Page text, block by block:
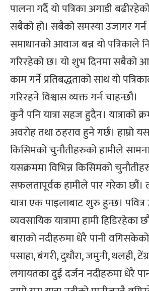
पालना गर्दै यो पत्रिका अगाडी
सबैको हो। सबैको समस्या उजागर
समाधानको आवाज बन्न यो पत्रिकाले
गरिरहेको छ। यो शुभ दिनमा सबैको
काम गर्ने प्रतिबद्धताको साथ यो
गरिरहने विश्वास व्यक्त गर्न चाहन्छौ।
कुनै पनि यात्रा सहज हुदैन। यात्राको
अवरोह तथा ठहराव हुने गर्छ। हाम्रो यस
किसिमको चुनौतीहरुको हामीले
यसक्रममा विभिन्न किसिमको
सफलतापूर्वक हामीले पार गरेका छौं।
यात्रा एक पाइलाबाट शुरु हुन्छ।
व्यवसायिक यात्रामा हामी हिडिरहेका
बाराको नदीहरुमा धेरै पानी
पसाहा, बंगरी, दुधौरा, जमुनी, थलही,
लगायतका दुई दर्जन नदीहरुमा धेरै